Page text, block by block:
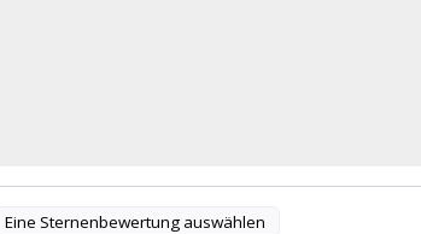
Eine Sternenbewertung auswählen